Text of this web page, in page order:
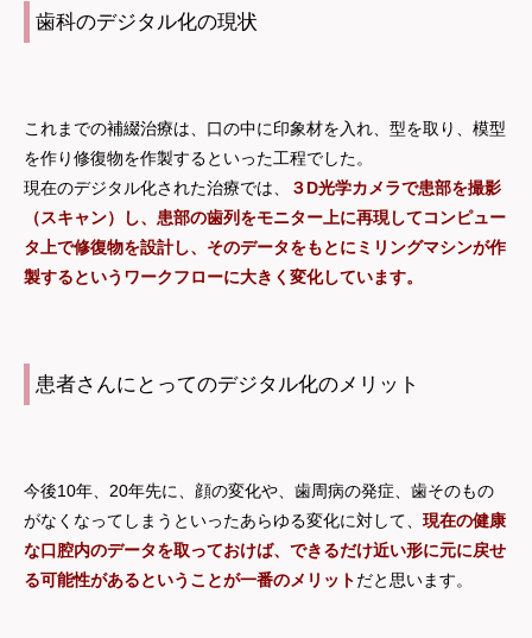
歯科のデジタル化の現状
これまでの補綴治療は、口の中に印象材を入れ、型を取り、模型
を作り修復物を作製するといった工程でした。
現在のデジタル化された治療では、
３D光学カメラで患部を撮影
（スキャン）し、患部の歯列をモニター上に再現してコンピュー
タ上で修復物を設計し、そのデータをもとにミリングマシンが作
製するというワークフローに大きく変化しています。
患者さんにとってのデジタル化のメリット
今後10年、20年先に、顔の変化や、歯周病の発症、歯そのもの
がなくなってしまうといったあらゆる変化に対して、 現在の健康
な口腔内のデータを取っておけば、できるだけ近い形に元に戻せ
る可能性があるということが一番のメリットだと思います。